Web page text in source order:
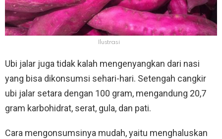
Ilustrasi
Ubi jalar juga tidak kalah mengenyangkan dari nasi
yang bisa dikonsumsi sehari-hari. Setengah cangkir
ubi jalar setara dengan 100 gram, mengandung 20,7
gram karbohidrat, serat, gula, dan pati.
Cara mengonsumsinya mudah, yaitu menghaluskan